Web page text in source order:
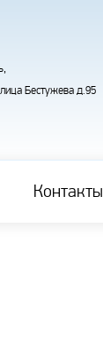
Бестужева д.95
Контакты